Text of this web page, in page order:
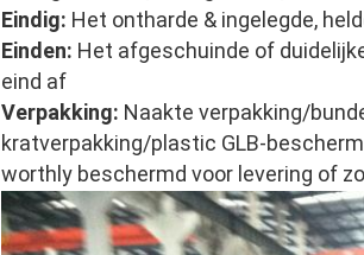
Eindig: Het ontharde & ingelegde,
Einden: Het afgeschuinde of
eind af
Verpakking: Naakte verpakking/
kratverpakking/plastic GLB-
worthly beschermd voor levering of